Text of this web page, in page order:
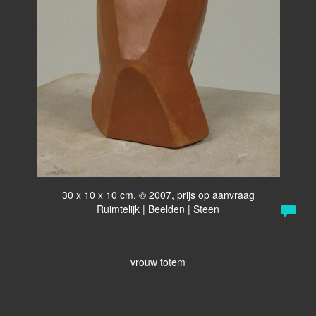
30 x 10 x 10 cm, © 2007, prijs op aanvraag
Ruimtelijk | Beelden | Steen
vrouw totem